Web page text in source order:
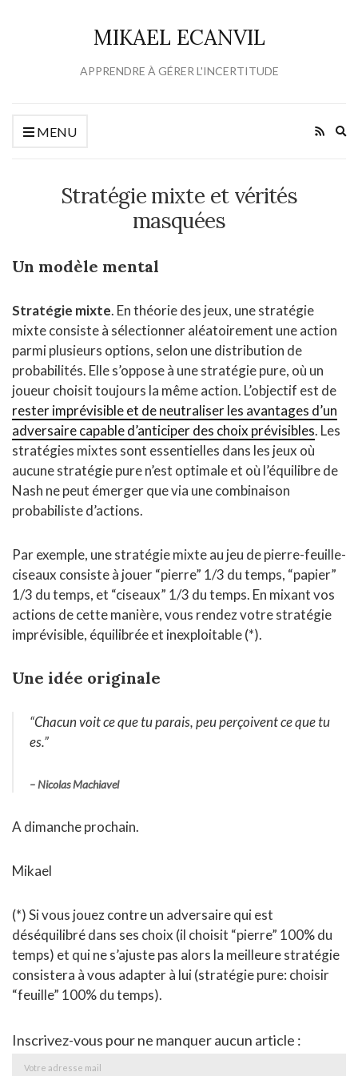
MIKAEL ECANVIL
APPRENDRE À GÉRER L'INCERTITUDE
MENU
Stratégie mixte et vérités
masquées
Un modèle mental
Stratégie mixte. En théorie des jeux, une stratégie
mixte consiste à sélectionner aléatoirement une action
parmi plusieurs options, selon une distribution de
probabilités. Elle s’oppose à une stratégie pure, où un
joueur choisit toujours la même action. L’objectif est de
rester imprévisible et de neutraliser les avantages d’un
adversaire capable d’anticiper des choix prévisibles. Les
stratégies mixtes sont essentielles dans les jeux où
aucune stratégie pure n’est optimale et où l’équilibre de
Nash ne peut émerger que via une combinaison
probabiliste d’actions.
Par exemple, une stratégie mixte au jeu de pierre-feuille-
ciseaux consiste à jouer “pierre” 1/3 du temps, “papier”
1/3 du temps, et “ciseaux” 1/3 du temps. En mixant vos
actions de cette manière, vous rendez votre stratégie
imprévisible, équilibrée et inexploitable (*).
Une idée originale
“Chacun voit ce que tu parais, peu perçoivent ce que tu
es.”
– Nicolas Machiavel
A dimanche prochain.
Mikael
(*) Si vous jouez contre un adversaire qui est
déséquilibré dans ses choix (il choisit “pierre” 100% du
temps) et qui ne s’ajuste pas alors la meilleure stratégie
consistera à vous adapter à lui (stratégie pure: choisir
“feuille” 100% du temps).
Inscrivez-vous pour ne manquer aucun article :